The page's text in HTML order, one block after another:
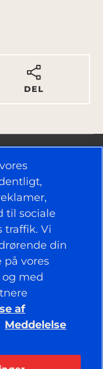
DEL
til sociale
traffik. Vi
din
på vores
med
af
Meddelelse